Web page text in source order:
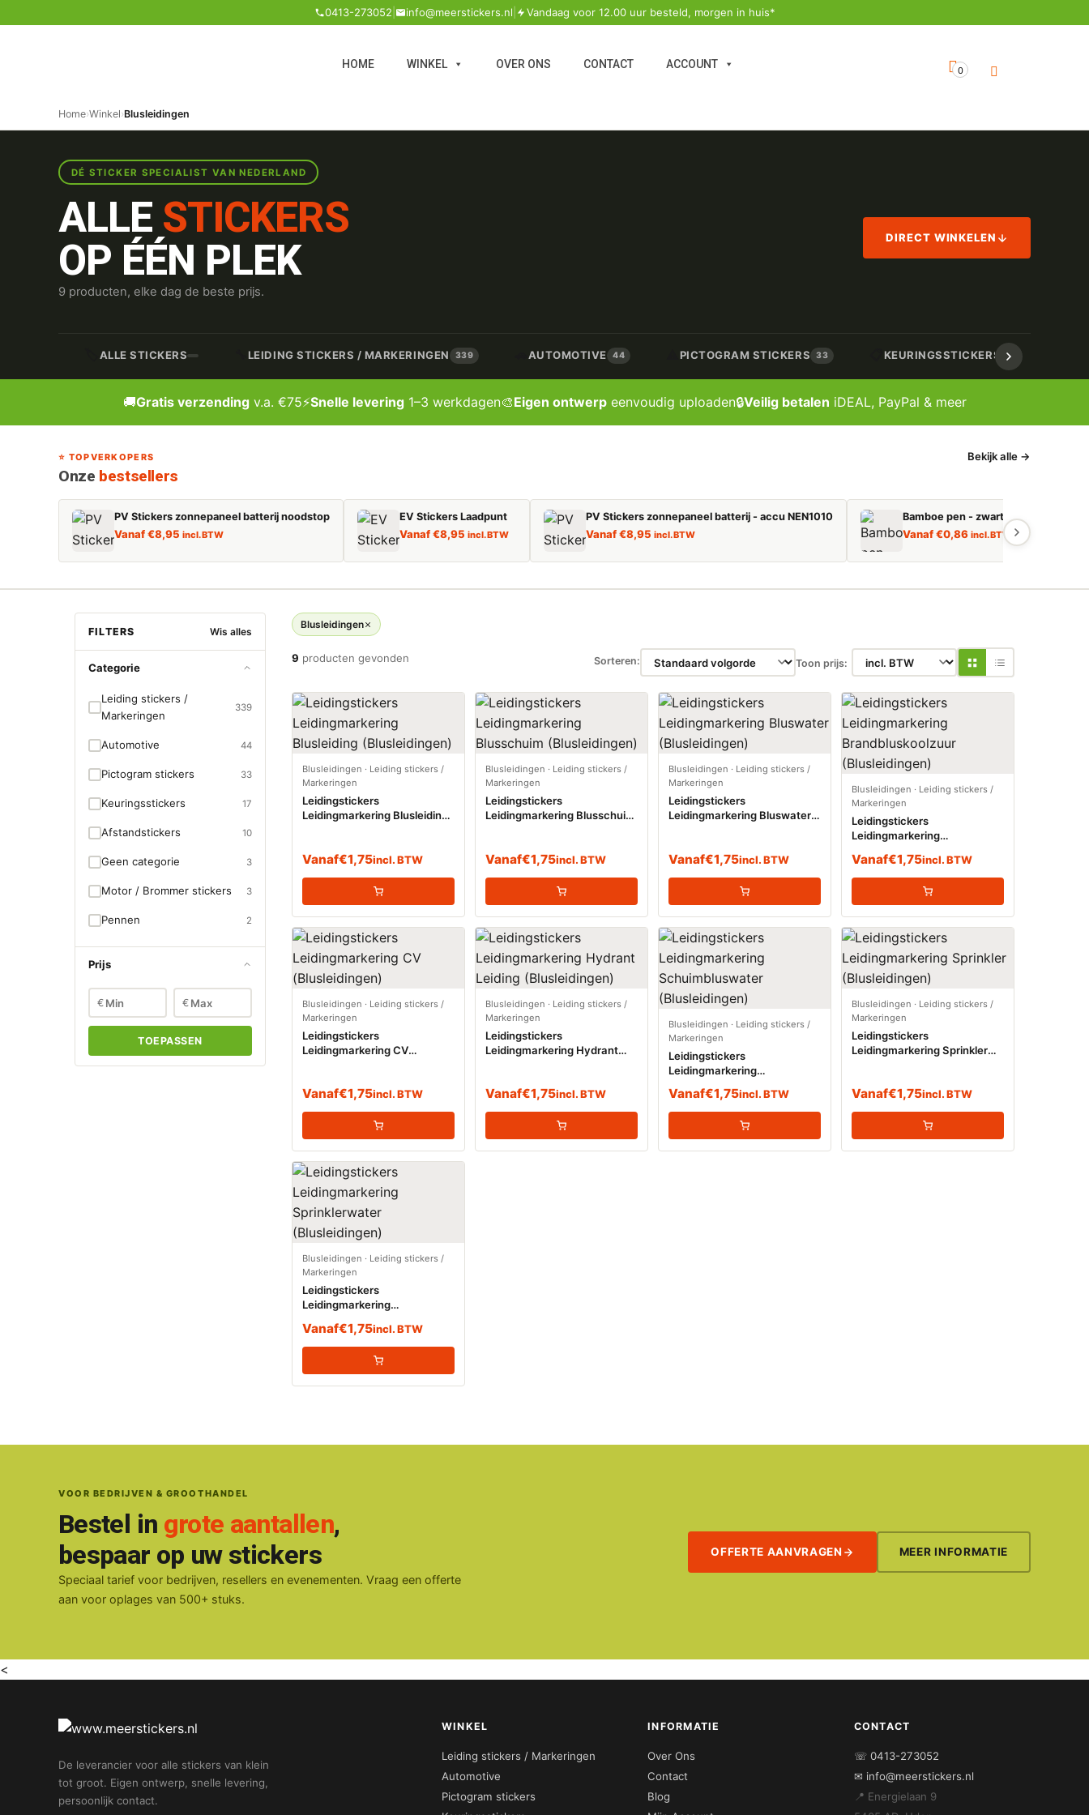
0413-273052 info@meerstickers.nl Vandaag voor 12.00 uur besteld, morgen in huis*
HOME WINKEL OVER ONS CONTACT ACCOUNT 0
Home›Winkel›Blusleidingen
DÉ STICKER SPECIALIST VAN NEDERLAND
ALLE STICKERS
OP ÉÉN PLEK
9 producten, elke dag de beste prijs.
DIRECT WINKELEN
ALLE STICKERS LEIDING STICKERS / MARKERINGEN 339 AUTOMOTIVE 44 PICTOGRAM STICKERS 33 KEURINGSSTICKERS 17
🚚Gratis verzendingv.a. €75⚡Snelle levering1–3 werkdagen🎨Eigen ontwerpeenvoudig uploaden🔒Veilig betalen iDEAL, PayPal & meer
⭐ TOPVERKOPERS
Onze bestsellers
Bekijk alle →
PV Stickers zonnepaneel batterij noodstop
Vanaf€8,95 incl. BTW
EV Stickers Laadpunt
Vanaf€8,95 incl. BTW
PV Stickers zonnepaneel batterij - accu NEN1010
Vanaf€8,95 incl. BTW
Bamboe pen - zwart schrijvend
Vanaf€0,86 incl. BTW
FILTERS Wis alles
Categorie
Leiding stickers /
Markeringen
339
Automotive 44
Pictogram stickers 33
Keuringsstickers 17
Afstandstickers 10
Geen categorie 3
Motor / Brommer stickers 3
Pennen 2
Prijs
€ €
TOEPASSEN
Blusleidingen
9 producten gevonden Sorteren: Toon prijs:
Blusleidingen · Leiding stickers /
Markeringen
Leidingstickers
Leidingmarkering Blusleiding
Vanaf€1,75incl. BTW
Blusleidingen · Leiding stickers /
Markeringen
Leidingstickers
Leidingmarkering Blusschuim
Vanaf€1,75incl. BTW
Blusleidingen · Leiding stickers /
Markeringen
Leidingstickers
Leidingmarkering Bluswater
Vanaf€1,75incl. BTW
Blusleidingen · Leiding stickers /
Markeringen
Leidingstickers
Leidingmarkering
(Blusleidingen)
Vanaf€1,75incl. BTW
Blusleidingen · Leiding stickers /
Markeringen
Leidingstickers
Leidingmarkering CV
Vanaf€1,75incl. BTW
Blusleidingen · Leiding stickers /
Markeringen
Leidingstickers
Leidingmarkering Hydrant
Vanaf€1,75incl. BTW
Blusleidingen · Leiding stickers /
Markeringen
Leidingstickers
Leidingmarkering
(Blusleidingen)
Vanaf€1,75incl. BTW
Blusleidingen · Leiding stickers /
Markeringen
Leidingstickers
Leidingmarkering Sprinkler
Vanaf€1,75incl. BTW
Blusleidingen · Leiding stickers /
Markeringen
Leidingstickers
Leidingmarkering
(Blusleidingen)
Vanaf€1,75incl. BTW
VOOR BEDRIJVEN & GROOTHANDEL
Bestel in grote aantallen,
bespaar op uw stickers
Speciaal tarief voor bedrijven, resellers en evenementen. Vraag een offerte
aan voor oplages van 500+ stuks.
OFFERTE AANVRAGEN MEER INFORMATIE
<
De leverancier voor alle stickers van klein
tot groot. Eigen ontwerp, snelle levering,
persoonlijk contact.
WINKEL
Leiding stickers / Markeringen
Automotive
Pictogram stickers
INFORMATIE
Over Ons
Contact
Blog
CONTACT
☏ 0413-273052
✉ info@meerstickers.nl
📍 Energielaan 9